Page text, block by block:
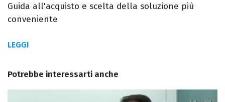
Guida all'acquisto e scelta della soluzione più
conveniente
LEGGI
Potrebbe interessarti anche